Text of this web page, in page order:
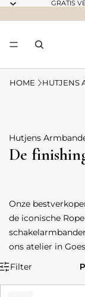
GRATIS
HOME HUTJENS
Hutjens
De
Onze
de iconische
ons atelier in
Filter